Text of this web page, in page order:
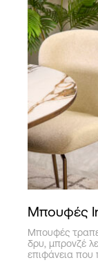
Μπουφές
Μπουφές
δρυ, μπρονζέ
επιφάνεια που